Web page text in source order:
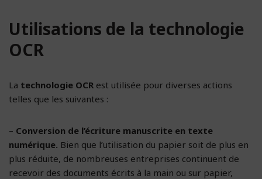
Utilisations de la technologie
OCR
La technologie OCR est utilisée pour diverses actions
telles que les suivantes :
– Conversion de l’écriture manuscrite en texte
numérique. Bien que l’utilisation du papier soit de plus en
plus réduite, de nombreuses entreprises continuent de
recevoir des documents écrits à la main ou sur papier,